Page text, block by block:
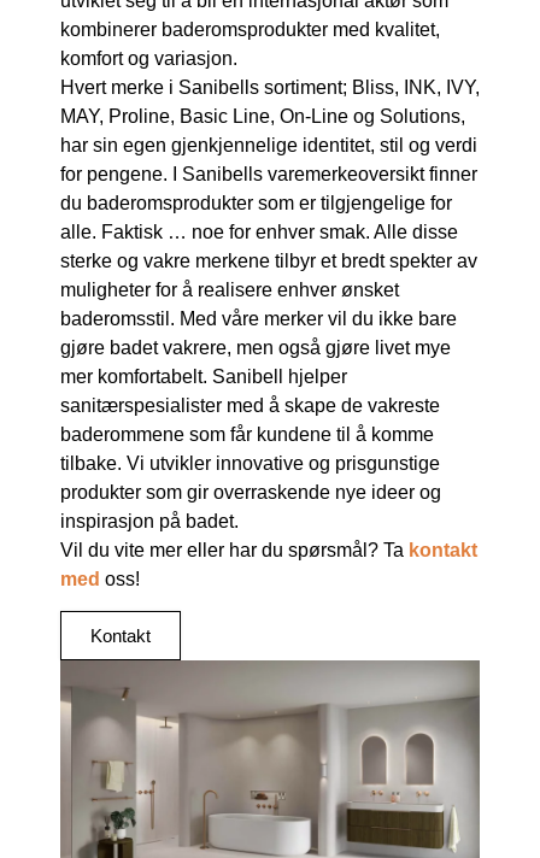
kombinerer baderomsprodukter med kvalitet,
komfort og variasjon.
Hvert merke i Sanibells sortiment; Bliss, INK, IVY,
MAY, Proline, Basic Line, On-Line og Solutions,
har sin egen gjenkjennelige identitet, stil og verdi
for pengene. I Sanibells varemerkeoversikt finner
du baderomsprodukter som er tilgjengelige for
alle. Faktisk … noe for enhver smak. Alle disse
sterke og vakre merkene tilbyr et bredt spekter av
muligheter for å realisere enhver ønsket
baderomsstil. Med våre merker vil du ikke bare
gjøre badet vakrere, men også gjøre livet mye
mer komfortabelt. Sanibell hjelper
sanitærspesialister med å skape de vakreste
baderommene som får kundene til å komme
tilbake. Vi utvikler innovative og prisgunstige
produkter som gir overraskende nye ideer og
inspirasjon på badet.
Vil du vite mer eller har du spørsmål? Ta kontakt
med oss!
Kontakt